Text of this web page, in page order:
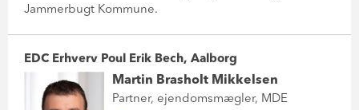
Jammerbugt Kommune.
EDC Erhverv Poul Erik Bech, Aalborg
Martin Brasholt Mikkelsen
Partner, ejendomsmægler, MDE